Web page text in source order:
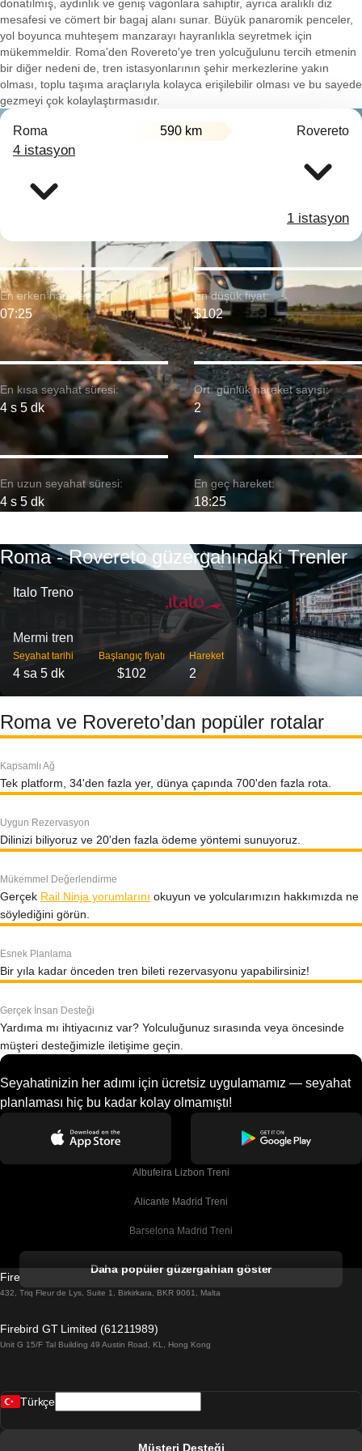
donatılmış, aydınlık ve geniş vagonlara sahiptir, ayrıca aralıklı diz
mesafesi ve cömert bir bagaj alanı sunar. Büyük panaromik penceler,
yol boyunca muhteşem manzarayı hayranlıkla seyretmek için
mükemmeldir. Roma'den Rovereto'ye tren yolcuğulunu tercih etmenin
bir diğer nedeni de, tren istasyonlarının şehir merkezlerine yakın
olması, toplu taşıma araçlarıyla kolayca erişilebilir olması ve bu sayede
gezmeyi çok kolaylaştırmasıdır.
Roma 590 km Rovereto
4 istasyon
1 istasyon
En kısa seyahat süresi:
4 s 5 dk
En erken hareket:
07:25
En uzun seyahat süresi:
4 s 5 dk
En düşük fiyat:
$102
Ort. günlük hareket sayısı:
2
En geç hareket:
18:25
Roma - Rovereto güzergahındaki Trenler
Italo Treno
Mermi tren
Seyahat tarihi
4 sa 5 dk
Başlangıç ​​fiyatı
$102
Hareket
2
Roma ve Rovereto’dan popüler rotalar
Kapsamlı Ağ
Tek platform, 34'den fazla yer, dünya çapında 700'den fazla rota.
Uygun Rezervasyon
Dilinizi biliyoruz ve 20'den fazla ödeme yöntemi sunuyoruz.
Mükemmel Değerlendirme
Gerçek Rail Ninja yorumlarını okuyun ve yolcularımızın hakkımızda ne
söylediğini görün.
Esnek Planlama
Bir yıla kadar önceden tren bileti rezervasyonu yapabilirsiniz!
Gerçek İnsan Desteği
Yardıma mı ihtiyacınız var? Yolculuğunuz sırasında veya öncesinde
müşteri desteğimizle iletişime geçin.
Seyahatinizin her adımı için ücretsiz uygulamamız — seyahat
planlaması hiç bu kadar kolay olmamıştı!
Albufeira Lizbon Treni
Alicante Madrid Treni
Barselona Madrid Treni
Barselona Sevilla Treni
Belfast Dublin Treni
Daha popüler güzergahları göster
Firebird GT Limited (OC 1451)
432, Triq Fleur de Lys, Suite 1, Birkirkara, BKR 9061, Malta
Firebird GT Limited (61211989)
Unit G 15/F Tal Building 49 Austin Road, KL, Hong Kong
Türkçe
Müşteri Desteği